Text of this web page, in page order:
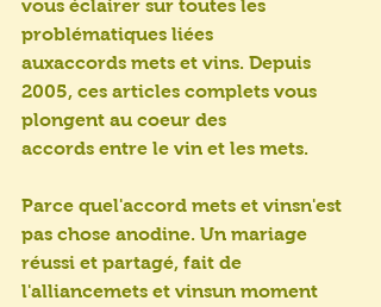
vous éclairer sur toutes les
problématiques liées
auxaccords mets et vins. Depuis
2005, ces articles complets vous
plongent au coeur des
accords entre le vin et les mets.
Parce quel'accord mets et vinsn'est
pas chose anodine. Un mariage
réussi et partagé, fait de
l'alliancemets et vinsun moment